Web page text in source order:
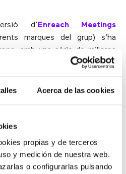
Acerca de las cookies
propias y de terceros
y medición de nuestra web.
o configurarlas pulsando
d’Enreach Meetings
marques del grup) s’ha
amb una sèrie de millores
Fins ara, aquestes
millores que ajuden als usuaris
navegador web, sense
software addicional. Creada
Meetings també es pot
intel·ligents, sense